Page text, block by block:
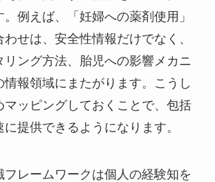
例えば、「妊婦への薬剤使用」
せは、安全性情報だけでなく、
リング方法、胎児への影響メカニ
情報領域にまたがります。こうし
マッピングしておくことで、包括
提供できるようになります。
フレームワークは個人の経験知を